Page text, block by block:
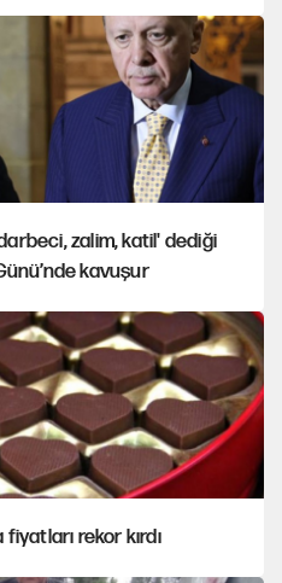
zalim, katil' dediği
kavuşur
rekor kırdı